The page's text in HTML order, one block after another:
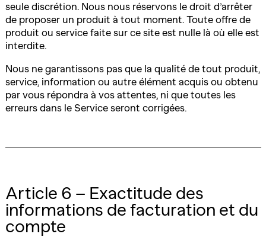
seule discrétion. Nous nous réservons le droit d’arrêter
de proposer un produit à tout moment. Toute offre de
produit ou service faite sur ce site est nulle là où elle est
interdite.
Nous ne garantissons pas que la qualité de tout produit,
service, information ou autre élément acquis ou obtenu
par vous répondra à vos attentes, ni que toutes les
erreurs dans le Service seront corrigées.
Article 6 – Exactitude des
informations de facturation et du
compte